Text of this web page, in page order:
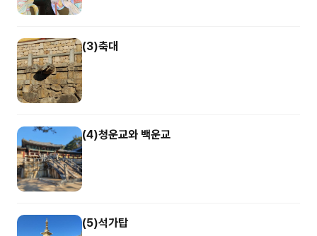
(3)축대
(4)청운교와 백운교
(5)석가탑